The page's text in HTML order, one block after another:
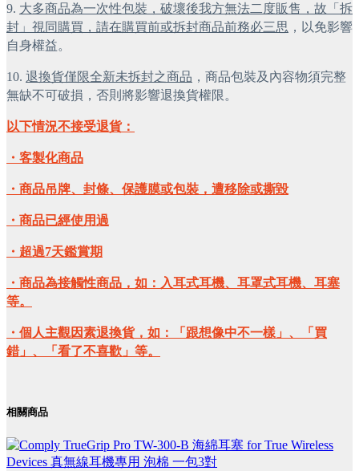
9. 大多商品為一次性包裝，破壞後我方無法二度販售，故「拆
封」視同購買，請在購買前或拆封商品前務必三思 ，以免影響
自身權益。
10. 退換貨僅限全新未拆封之商品 ，商品包裝及內容物須完整
無缺不可破損，否則將影響退換貨權限。
以下情況不接受退貨：
・客製化商品
・商品吊牌、封條、保護膜或包裝，遭移除或撕毀
・商品已經使用過
・超過7天鑑賞期
・商品為接觸性商品，如：入耳式耳機、耳罩式耳機、耳塞
等。
・個人主觀因素退換貨，如：「跟想像中不一樣」、「買
錯」、「看了不喜歡」等。
相關商品